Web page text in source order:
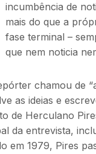
incumbência de
mais do que a
fase terminal –
que nem noticia
chamou de
as ideias e
de Herculano
da entrevista,
em 1979, Pires